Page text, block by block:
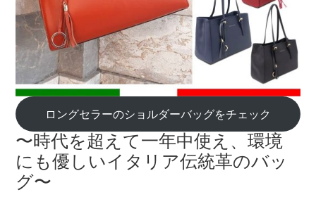
ロングセラーのショルダーバッグをチェック
〜時代を超えて一年中使え、環境
にも優しいイタリア伝統革のバッ
グ〜